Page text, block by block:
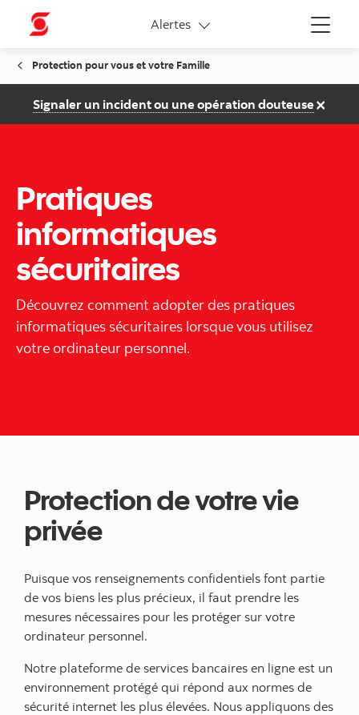
Menu
Alertes
Liens connexes
Protection pour vous et votre Famille
Signaler un incident ou une opération douteuse ×
Pratiques
informatiques
sécuritaires
Découvrez comment adopter des pratiques
informatiques sécuritaires lorsque vous utilisez
votre ordinateur personnel.
Protection de votre vie
privée
Puisque vos renseignements confidentiels font partie
de vos biens les plus précieux, il faut prendre les
mesures nécessaires pour les protéger sur votre
ordinateur personnel.
Notre plateforme de services bancaires en ligne est un
environnement protégé qui répond aux normes de
sécurité internet les plus élevées. Nous appliquons des